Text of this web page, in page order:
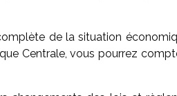
de la situation
Centrale, vous pourrez